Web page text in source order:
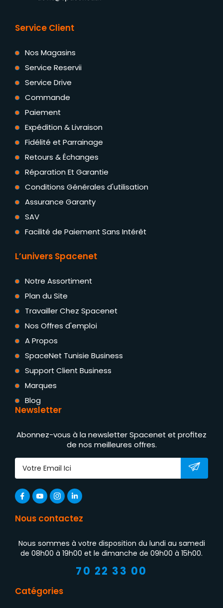
Service Client
Nos Magasins
Service Reservii
Service Drive
Commande
Paiement
Expédition & Livraison
Fidélité et Parrainage
Retours & Échanges
Réparation Et Garantie
Conditions Générales d'utilisation
Assurance Garanty
SAV
Facilité de Paiement Sans Intérêt
L’univers Spacenet
Notre Assortiment
Plan du Site
Travailler Chez Spacenet
Nos Offres d'emploi
A Propos
SpaceNet Tunisie Business
Support Client Business
Marques
Blog
Newsletter
Abonnez-vous à la newsletter Spacenet et profitez
de nos meilleures offres.
Nous contactez
Nous sommes à votre disposition du lundi au samedi
de 08h00 à 19h00 et le dimanche de 09h00 à 15h00.
70 22 33 00
Catégories